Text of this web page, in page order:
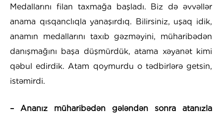
Medallarını filan taxmağa başladı. Biz də əvvəllər
anama qısqanclıqla yanaşırdıq. Bilirsiniz, uşaq idik,
anamın medallarını taxıb gəzməyini, müharibədən
danışmağını başa düşmürdük, atama xəyanət kimi
qəbul edirdik. Atam qoymurdu o tədbirlərə getsin,
istəmirdi.
– Ananız müharibədən gələndən sonra atanızla